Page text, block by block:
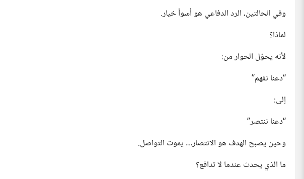
وفي الحالتين، الرد الدفاعي هو أسوأ خيار.
لماذا؟
لأنه يحوّل الحوار من:
“دعنا نفهم”
إلى:
“دعنا ننتصر”
وحين يصبح الهدف هو الانتصار… يموت التواصل.
ما الذي يحدث عندما لا تدافع؟